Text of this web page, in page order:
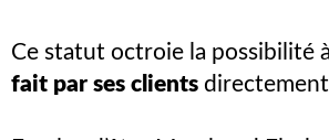
Ce statut octroie la possibilité
fait par ses clients directement